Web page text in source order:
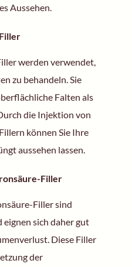
Aussehen.
werden verwendet,
zu behandeln. Sie
Falten als
die Injektion von
können Sie Ihre
aussehen lassen.
Filler
Filler sind
eignen sich daher gut
Diese Filler
der